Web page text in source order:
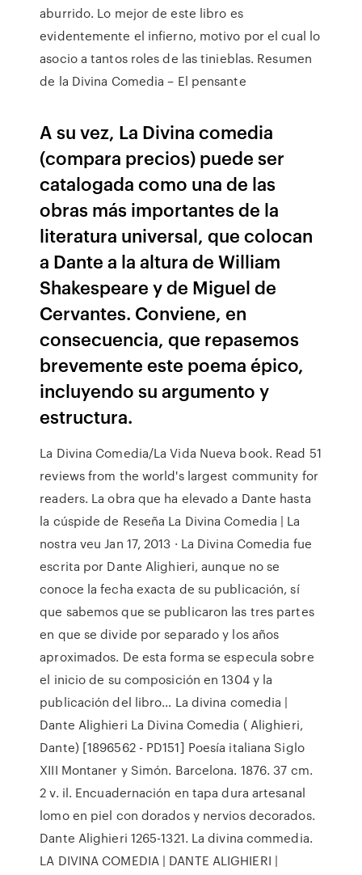
aburrido. Lo mejor de este libro es
evidentemente el infierno, motivo por el cual lo
asocio a tantos roles de las tinieblas. Resumen
de la Divina Comedia – El pensante
A su vez, La Divina comedia
(compara precios) puede ser
catalogada como una de las
obras más importantes de la
literatura universal, que colocan
a Dante a la altura de William
Shakespeare y de Miguel de
Cervantes. Conviene, en
consecuencia, que repasemos
brevemente este poema épico,
incluyendo su argumento y
estructura.
La Divina Comedia/La Vida Nueva book. Read 51
reviews from the world's largest community for
readers. La obra que ha elevado a Dante hasta
la cúspide de Reseña La Divina Comedia | La
nostra veu Jan 17, 2013 · La Divina Comedia fue
escrita por Dante Alighieri, aunque no se
conoce la fecha exacta de su publicación, sí
que sabemos que se publicaron las tres partes
en que se divide por separado y los años
aproximados. De esta forma se especula sobre
el inicio de su composición en 1304 y la
publicación del libro… La divina comedia |
Dante Alighieri La Divina Comedia ( Alighieri,
Dante) [1896562 - PD151] Poesía italiana Siglo
XIII Montaner y Simón. Barcelona. 1876. 37 cm.
2 v. il. Encuadernación en tapa dura artesanal
lomo en piel con dorados y nervios decorados.
Dante Alighieri 1265-1321. La divina commedia.
LA DIVINA COMEDIA | DANTE ALIGHIERI |